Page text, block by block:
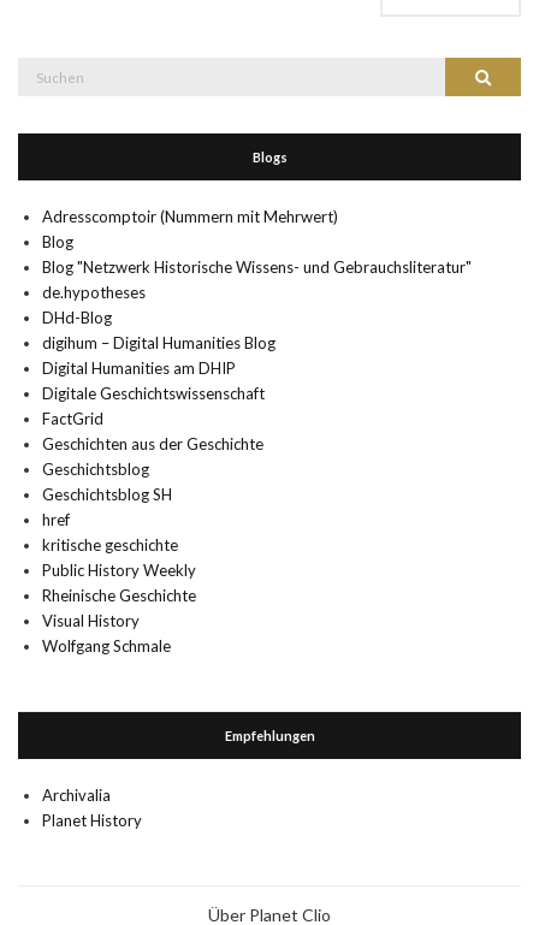
Suchen
Blogs
Adresscomptoir (Nummern mit Mehrwert)
Blog
Blog "Netzwerk Historische Wissens- und Gebrauchsliteratur"
de.hypotheses
DHd-Blog
digihum – Digital Humanities Blog
Digital Humanities am DHIP
Digitale Geschichtswissenschaft
FactGrid
Geschichten aus der Geschichte
Geschichtsblog
Geschichtsblog SH
href
kritische geschichte
Public History Weekly
Rheinische Geschichte
Visual History
Wolfgang Schmale
Empfehlungen
Archivalia
Planet History
Über Planet Clio